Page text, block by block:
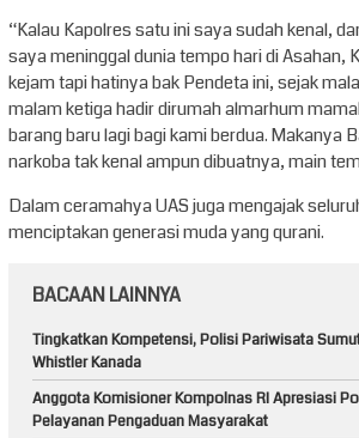
“Kalau Kapolres satu ini saya sudah kenal,
saya meninggal dunia tempo hari di Asahan,
kejam tapi hatinya bak Pendeta ini, sejak
malam ketiga hadir dirumah almarhum
barang baru lagi bagi kami berdua. Makanya
narkoba tak kenal ampun dibuatnya, main
Dalam ceramahya UAS juga mengajak
menciptakan generasi muda yang qurani.
BACAAN LAINNYA
Tingkatkan Kompetensi, Polisi Pariwisata
Whistler Kanada
Anggota Komisioner Kompolnas RI Apresiasi
Pelayanan Pengaduan Masyarakat